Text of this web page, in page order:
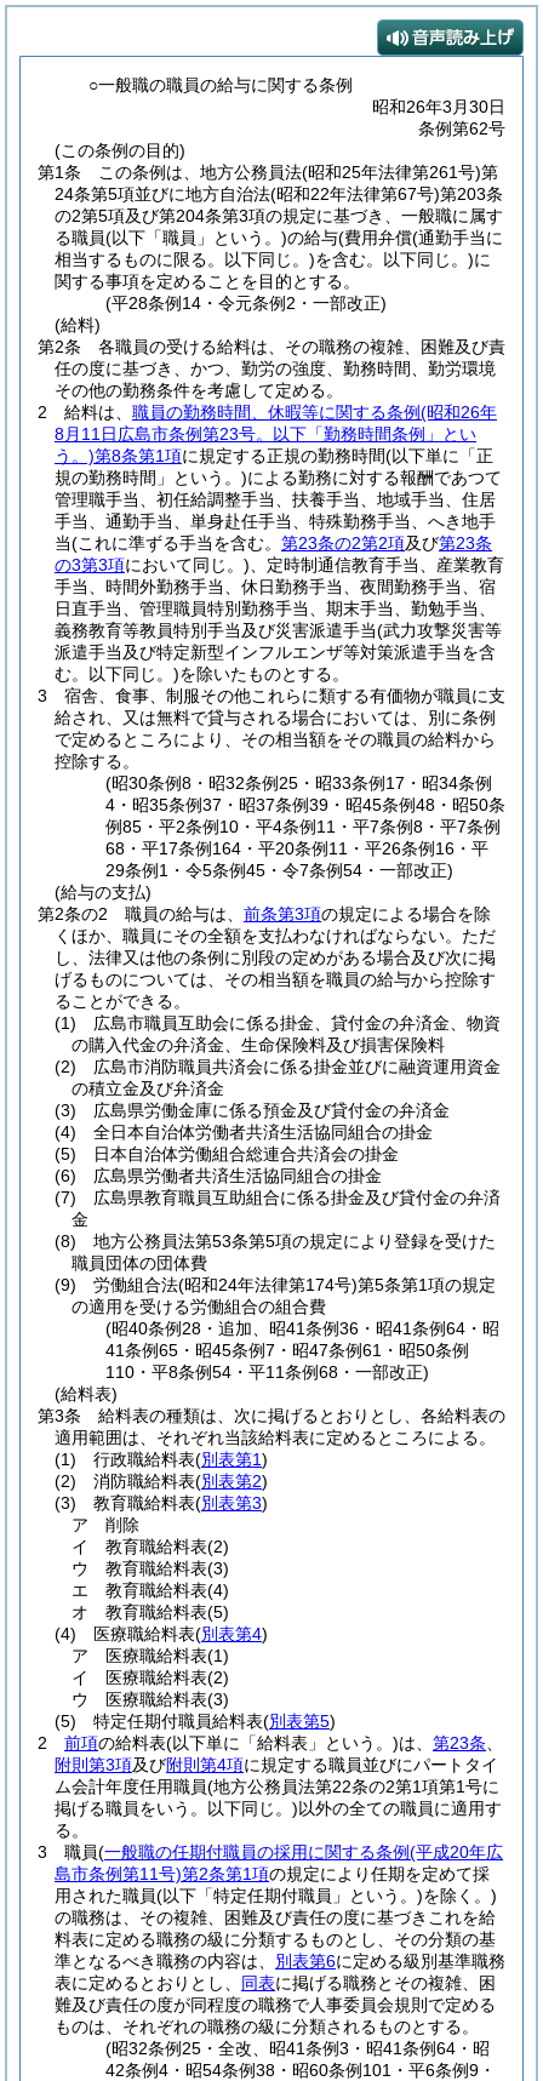
○一般職の職員の給与に関する条例
昭和26年3月30日
条例第62号
(この条例の目的)
第1条
この条例は、地方公務員法(昭和25年法律第261号)第
24条第5項並びに地方自治法(昭和22年法律第67号)第203条
の2第5項及び第204条第3項の規定に基づき、一般職に属す
る職員(以下「職員」という。)の給与(費用弁償(通勤手当に
相当するものに限る。以下同じ。)を含む。以下同じ。)に
関する事項を定めることを目的とする。
(平28条例14・令元条例2・一部改正)
(給料)
第2条
各職員の受ける給料は、その職務の複雑、困難及び責
任の度に基づき、かつ、勤労の強度、勤務時間、勤労環境
その他の勤務条件を考慮して定める。
2
給料は、 職員の勤務時間、休暇等に関する条例(昭和26年
8月11日広島市条例第23号。以下「勤務時間条例」とい
う。)第8条第1項に規定する正規の勤務時間(以下単に「正
規の勤務時間」という。)による勤務に対する報酬であつて
管理職手当、初任給調整手当、扶養手当、地域手当、住居
手当、通勤手当、単身赴任手当、特殊勤務手当、へき地手
当(これに準ずる手当を含む。 第23条の2第2項及び第23条
の3第3項において同じ。) 、定時制通信教育手当、産業教育
手当、時間外勤務手当、休日勤務手当、夜間勤務手当、宿
日直手当、管理職員特別勤務手当、期末手当、勤勉手当、
義務教育等教員特別手当及び災害派遣手当(武力攻撃災害等
派遣手当及び特定新型インフルエンザ等対策派遣手当を含
む。以下同じ。)を除いたものとする。
3
宿舎、食事、制服その他これらに類する有価物が職員に支
給され、又は無料で貸与される場合においては、別に条例
で定めるところにより、その相当額をその職員の給料から
控除する。
(昭30条例8・昭32条例25・昭33条例17・昭34条例
4・昭35条例37・昭37条例39・昭45条例48・昭50条
例85・平2条例10・平4条例11・平7条例8・平7条例
68・平17条例164・平20条例11・平26条例16・平
29条例1・令5条例45・令7条例54・一部改正)
(給与の支払)
第2条の2
職員の給与は、 前条第3項の規定による場合を除
くほか、職員にその全額を支払わなければならない。 ただ
し、法律又は他の条例に別段の定めがある場合及び次に掲
げるものについては、その相当額を職員の給与から控除す
ることができる。
(1)
広島市職員互助会に係る掛金、貸付金の弁済金、物資
の購入代金の弁済金、生命保険料及び損害保険料
(2)
広島市消防職員共済会に係る掛金並びに融資運用資金
の積立金及び弁済金
(3)
広島県労働金庫に係る預金及び貸付金の弁済金
(4)
全日本自治体労働者共済生活協同組合の掛金
(5)
日本自治体労働組合総連合共済会の掛金
(6)
広島県労働者共済生活協同組合の掛金
(7)
広島県教育職員互助組合に係る掛金及び貸付金の弁済
金
(8)
地方公務員法第53条第5項の規定により登録を受けた
職員団体の団体費
(9)
労働組合法(昭和24年法律第174号)第5条第1項の規定
の適用を受ける労働組合の組合費
(昭40条例28・追加、昭41条例36・昭41条例64・昭
41条例65・昭45条例7・昭47条例61・昭50条例
110・平8条例54・平11条例68・一部改正)
(給料表)
第3条
給料表の種類は、次に掲げるとおりとし、各給料表の
適用範囲は、それぞれ当該給料表に定めるところによる。
(1)
行政職給料表(別表第1)
(2)
消防職給料表(別表第2)
(3)
教育職給料表(別表第3)
ア
削除
イ
教育職給料表(2)
ウ
教育職給料表(3)
エ
教育職給料表(4)
オ
教育職給料表(5)
(4)
医療職給料表(別表第4)
ア
医療職給料表(1)
イ
医療職給料表(2)
ウ
医療職給料表(3)
(5)
特定任期付職員給料表(別表第5)
2
前項の給料表(以下単に「給料表」という。)は、 第23条
附則第3項及び附則第4項に規定する職員並びにパートタイ
ム会計年度任用職員(地方公務員法第22条の2第1項第1号に
掲げる職員をいう。以下同じ。)以外の全ての職員に適用す
る。
3
職員(一般職の任期付職員の採用に関する条例(平成20年広
島市条例第11号)第2条第1項の規定により任期を定めて採
用された職員(以下「特定任期付職員」という。)を除く。)
の職務は、その複雑、困難及び責任の度に基づきこれを給
料表に定める職務の級に分類するものとし、その分類の基
準となるべき職務の内容は、 別表第6に定める級別基準職務
表に定めるとおりとし、 同表に掲げる職務とその複雑、困
難及び責任の度が同程度の職務で人事委員会規則で定める
ものは、それぞれの職務の級に分類されるものとする。
(昭32条例25・全改、昭41条例3・昭41条例64・昭
42条例4・昭54条例38・昭60条例101・平6条例9・